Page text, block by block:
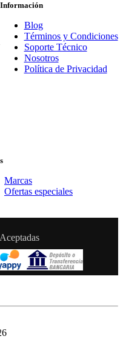
Información
Blog
Términos y Condiciones
Soporte Técnico
Nosotros
Política de Privacidad
Marcas
Ofertas especiales